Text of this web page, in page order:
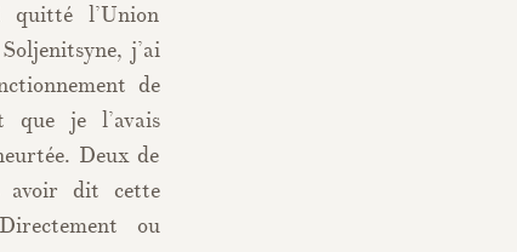
quitté l’Union
j’ai
de
que je l’avais
Deux de
avoir dit cette
ou